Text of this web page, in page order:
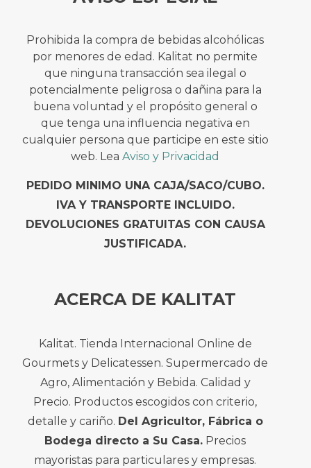
Prohibida la compra de bebidas alcohólicas
por menores de edad. Kalitat no permite
que ninguna transacción sea ilegal o
potencialmente peligrosa o dañina para la
buena voluntad y el propósito general o
que tenga una influencia negativa en
cualquier persona que participe en este sitio
web. Lea Aviso y Privacidad
PEDIDO MINIMO UNA CAJA/SACO/CUBO.
IVA Y TRANSPORTE INCLUIDO.
DEVOLUCIONES GRATUITAS CON CAUSA
JUSTIFICADA.
ACERCA DE KALITAT
Kalitat. Tienda Internacional Online de
Gourmets y Delicatessen. Supermercado de
Agro, Alimentación y Bebida. Calidad y
Precio. Productos escogidos con criterio,
detalle y cariño. Del Agricultor, Fábrica o
Bodega directo a Su Casa. Precios
mayoristas para particulares y empresas.